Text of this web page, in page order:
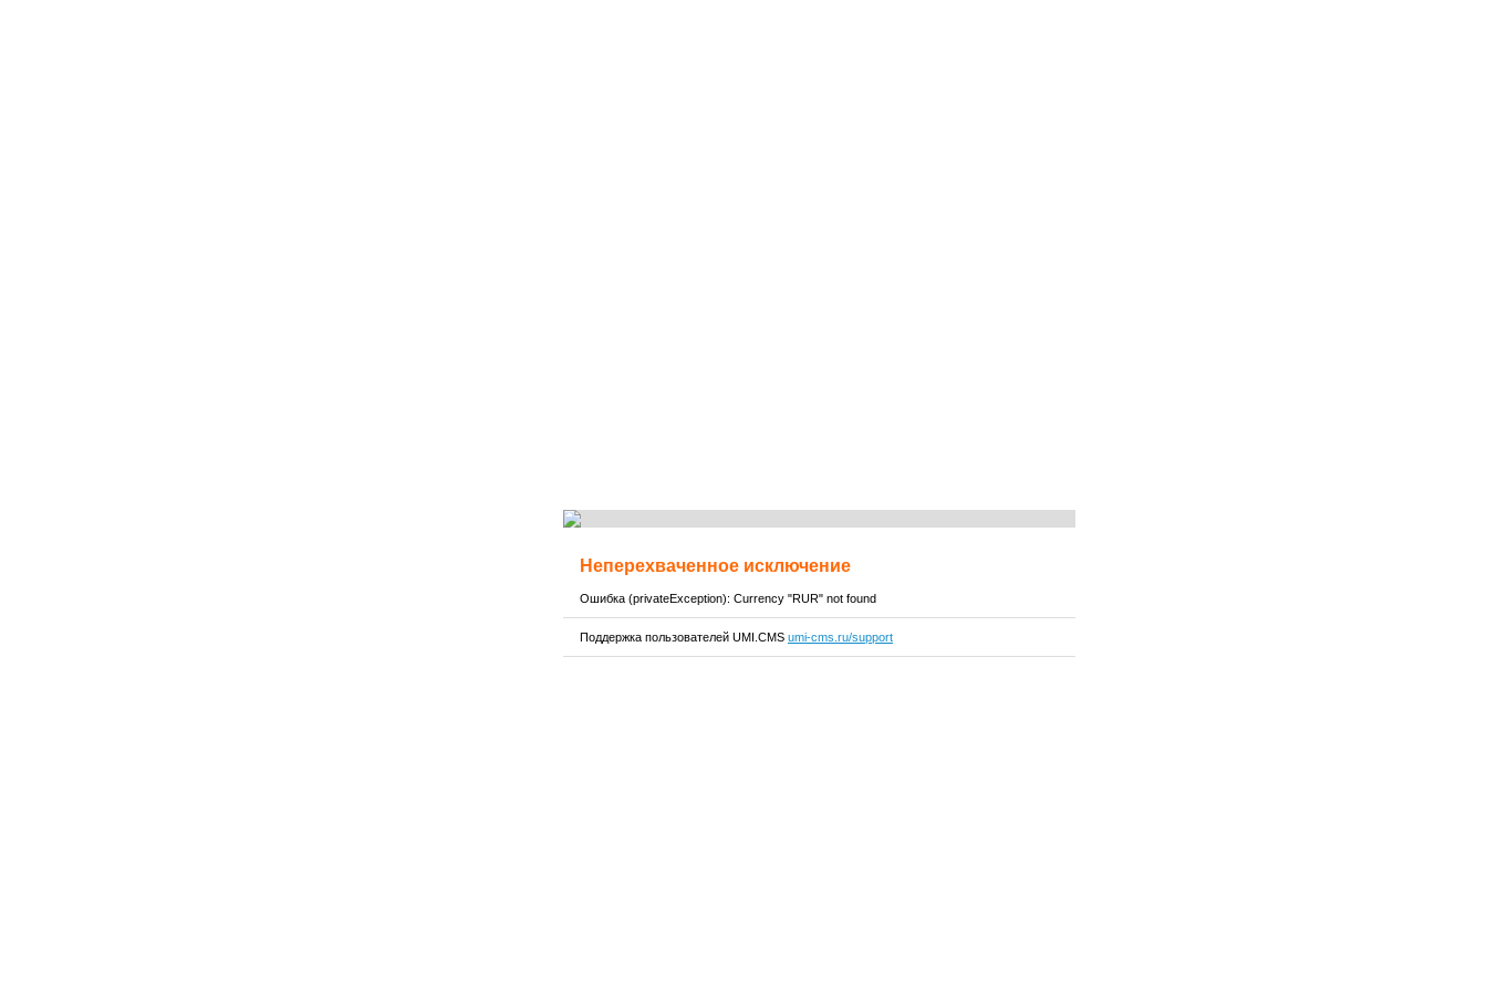
Неперехваченное исключение
Ошибка (privateException): Currency "RUR" not found
Поддержка пользователей UMI.CMS umi-cms.ru/support